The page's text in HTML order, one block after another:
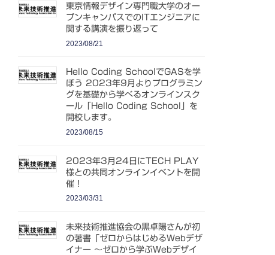
東京情報デザイン専門職大学のオー
プンキャンパスでのITエンジニアに
関する講演を振り返って
2023/08/21
Hello Coding SchoolでGASを学
ぼう 2023年9月よりプログラミン
グを基礎から学べるオンラインスク
ール「Hello Coding School」を
開校します。
2023/08/15
2023年3月24日にTECH PLAY
様との共同オンラインイベントを開
催！
2023/03/31
未来技術推進協会の黒卓陽さんが初
の著書「ゼロからはじめるWebデザ
イナー 〜ゼロから学ぶWebデザイ